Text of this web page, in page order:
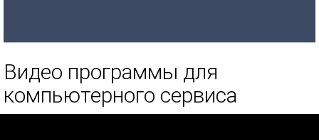
Видео программы для
компьютерного сервиса